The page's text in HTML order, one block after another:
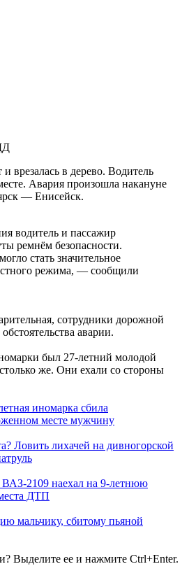
врезалась в дерево. Водитель
Авария произошла накануне
— Енисейск.
водитель и пассажир
ремнём безопасности.
стать значительное
режима, — сообщили
сотрудники дорожной
аварии.
был 27-летний молодой
же. Они ехали со стороны
иномарка сбила
месте мужчину
Ловить лихачей на дивногорской
ВАЗ-2109 наехал на 9-летнюю
ДТП
мальчику, сбитому пьяной
Выделите ее и нажмите Ctrl+Enter.